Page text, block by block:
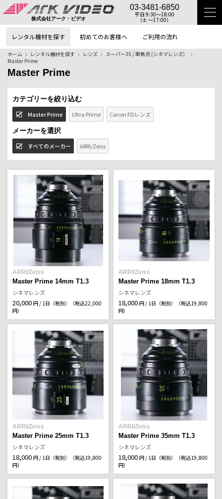
株式会社アーク・ビデオ
03-3481-6850
平日 9:30〜18:00
（土 〜17:00）
レンタル機材を探す 初めてのお客様へ ご利用の流れ
ホーム レンタル機材を探す レンズ
スーパー35 / 単焦点 (シネマレンズ）
Master Prime
Master Prime
カテゴリーを絞り込む
Master Prime
Ultra Prime Canon FDレンズ
メーカーを選択
すべてのメーカー
ARRI/Zeiss
ARRI/Zeiss
Master Prime 14mm T1.3
シネマレンズ
20,000 円 / 1日（税別）
（税込22,000
円）
ARRI/Zeiss
Master Prime 18mm T1.3
シネマレンズ
18,000 円 / 1日（税別）
（税込19,800
円）
ARRI/Zeiss
Master Prime 25mm T1.3
シネマレンズ
18,000 円 / 1日（税別）
（税込19,800
円）
ARRI/Zeiss
Master Prime 35mm T1.3
シネマレンズ
18,000 円 / 1日（税別）
（税込19,800
円）